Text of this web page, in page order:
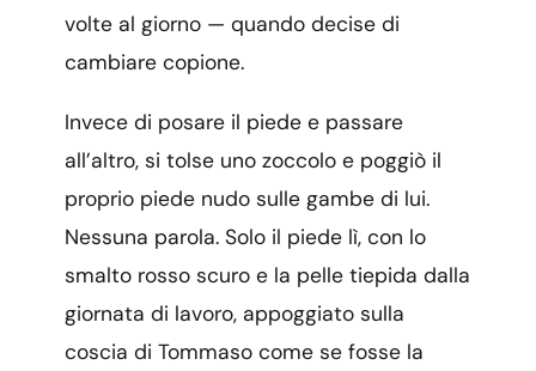
volte al giorno — quando decise di
cambiare copione.
Invece di posare il piede e passare
all’altro, si tolse uno zoccolo e poggiò il
proprio piede nudo sulle gambe di lui.
Nessuna parola. Solo il piede lì, con lo
smalto rosso scuro e la pelle tiepida dalla
giornata di lavoro, appoggiato sulla
coscia di Tommaso come se fosse la